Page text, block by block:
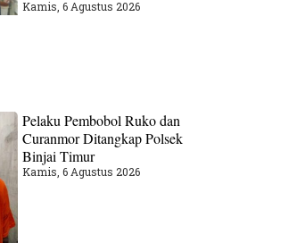
Kamis, 6 Agustus 2026
Pelaku Pembobol Ruko dan
Curanmor Ditangkap Polsek
Binjai Timur
Kamis, 6 Agustus 2026